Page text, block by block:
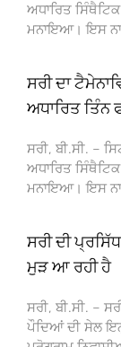
ਅਧਾਰਿਤ
ਮਨਾਇਆ। ਇਸ
ਸਰੀ ਦਾ
ਅਧਾਰਿਤ ਤਿੰਨ
ਸਰੀ, ਬੀ.ਸੀ. –
ਅਧਾਰਿਤ
ਮਨਾਇਆ। ਇਸ
ਸਰੀ ਦੀ
ਮੁੜ ਆ ਰਹੀ ਹੈ
ਸਰੀ, ਬੀ.ਸੀ. –
ਪੌਦਿਆਂ ਦੀ ਸੇਲ